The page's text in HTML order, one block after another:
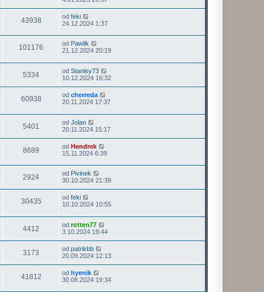
43938 od feki
24.12.2024 1:37
101176 od Pawlik
21.12.2024 20:19
5334 od Stanley73
10.12.2024 16:32
60938 od cherreda
20.11.2024 17:37
5401 od Jolan
20.11.2024 15:17
8689 od Hendrek
15.11.2024 6:39
2924 od Pivinek
30.10.2024 21:39
30435 od feki
10.10.2024 10:55
4412 od rotten77
3.10.2024 19:44
3173 od patrikbb
20.09.2024 12:13
41812 od hyenik
30.08.2024 19:34